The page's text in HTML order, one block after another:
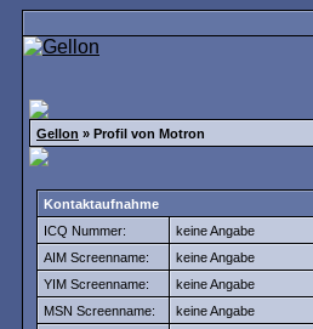
Gellon » Profil von Motron
Kontaktaufnahme
ICQ Nummer:
keine Angabe
AIM Screenname:
keine Angabe
YIM Screenname:
keine Angabe
MSN Screenname:
keine Angabe